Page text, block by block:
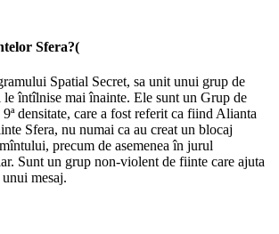
Sfera?(
Spatial Secret, sa unit unui grup de
întîlnise mai înainte. Ele sunt un Grup de
densitate, care a fost referit ca fiind Alianta
Sfera, nu numai ca au creat un blocaj
precum de asemenea în jurul
Sunt un grup non-violent de fiinte care ajuta
mesaj.